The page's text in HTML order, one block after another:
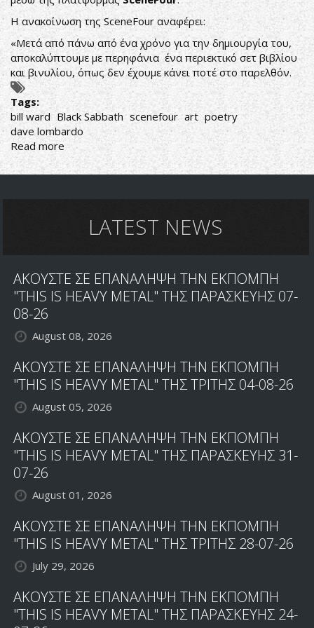
Η ανακοίνωση της SceneFour αναφέρει:
«Μετά από πάνω από ένα χρόνο για την δημιουργία του,
αποκαλύπτουμε με περηφάνια ένα περιεκτικό σετ βιβλίου
και βινυλίου, όπως δεν έχουμε κάνει ποτέ στο παρελθόν.
Tags:
bill ward Black Sabbath scenefour art poetry
dave lombardo
Read more about
BILL
WARD:
ΖΩΓΡΑΦΙΚΗ
LATEST NEWS
ΑΚΟΥΣΤΕ ΣΕ ΕΠΑΝΑΛΗΨΗ ΤΗΝ ΕΚΠΟΜΠΗ
"THIS IS HEAVY METAL" ΤΗΣ ΠΑΡΑΣΚΕΥΗΣ 07-
08-26
August 08, 2026
ΑΚΟΥΣΤΕ ΣΕ ΕΠΑΝΑΛΗΨΗ ΤΗΝ ΕΚΠΟΜΠΗ
"THIS IS HEAVY METAL" ΤΗΣ ΤΡΙΤΗΣ 04-08-26
August 05, 2026
ΑΚΟΥΣΤΕ ΣΕ ΕΠΑΝΑΛΗΨΗ ΤΗΝ ΕΚΠΟΜΠΗ
"THIS IS HEAVY METAL" ΤΗΣ ΠΑΡΑΣΚΕΥΗΣ 31-
07-26
August 01, 2026
ΑΚΟΥΣΤΕ ΣΕ ΕΠΑΝΑΛΗΨΗ ΤΗΝ ΕΚΠΟΜΠΗ
"THIS IS HEAVY METAL" ΤΗΣ ΤΡΙΤΗΣ 28-07-26
July 29, 2026
ΑΚΟΥΣΤΕ ΣΕ ΕΠΑΝΑΛΗΨΗ ΤΗΝ ΕΚΠΟΜΠΗ
"THIS IS HEAVY METAL" ΤΗΣ ΠΑΡΑΣΚΕΥΗΣ 24-